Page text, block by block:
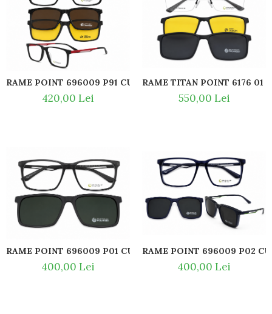
RAME
420,00 Lei 550,00 Lei
RAME POINT 696009 P01
400,00 Lei 400,00 Lei